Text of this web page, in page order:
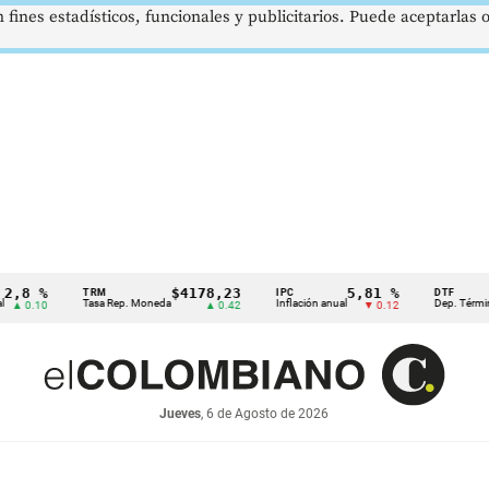
%
Tasa Rep. Moneda
$4178,23
▲ 0.42 Inflación anual
5,81 %
▼ 0.12 Dep. Término Fijo
Jueves, 6 de Agosto de 2026
estadísticos, funcionales y publicitarios. Puede aceptarlas